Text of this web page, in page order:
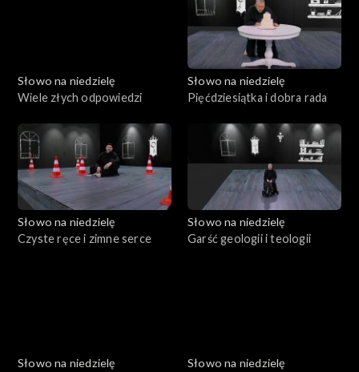
Słowo na niedzielę
Wiele złych odpowiedzi
Słowo na niedzielę
Pięćdziesiątka i dobra rada
Słowo na niedzielę
Czyste ręce i zimne serce
Słowo na niedzielę
Garść geologii i teologii
Słowo na niedzielę
Słowo na niedzielę